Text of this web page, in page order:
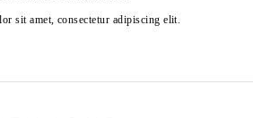
sit amet, consectetur adipiscing elit.